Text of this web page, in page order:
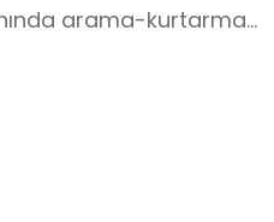
arama-kurtarma,
koordine etmek;
Amasya’nın coğrafi